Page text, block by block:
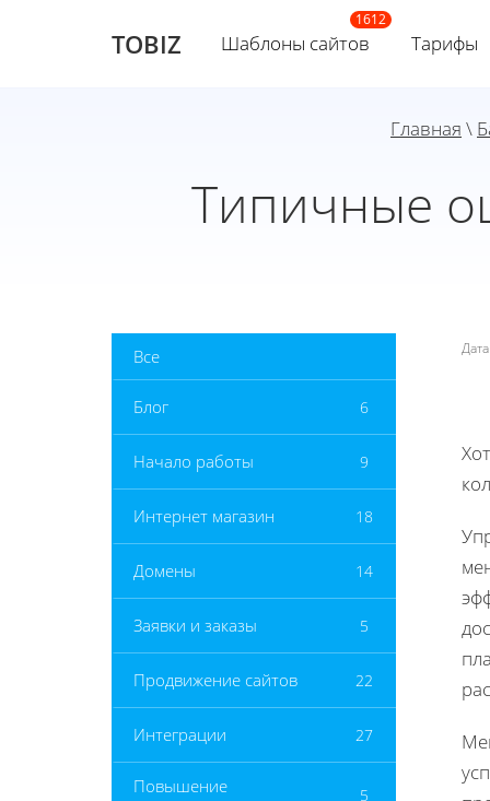
TOBIZ Шаблоны сайтов Тарифы
Главная \
Типичные
Все
Блог 6
Начало работы 9
Интернет магазин 18
Домены 14
Заявки и заказы 5
Продвижение сайтов 22
Интеграции 27
Повышение
5